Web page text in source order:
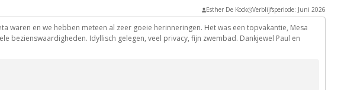
Esther De Kock Verblijfsperiode: Juni 2026
waren en we hebben meteen al zeer goeie herinneringen. Het was een topvakantie, Mesa
bezienswaardigheden. Idyllisch gelegen, veel privacy, fijn zwembad. Dankjewel Paul en